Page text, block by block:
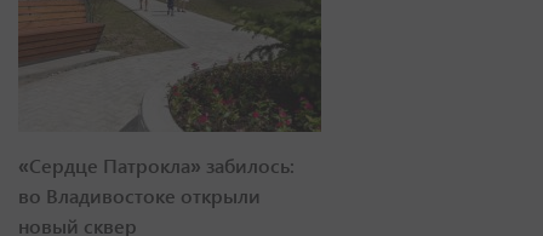
«Сердце Патрокла» забилось:
во Владивостоке открыли
новый сквер